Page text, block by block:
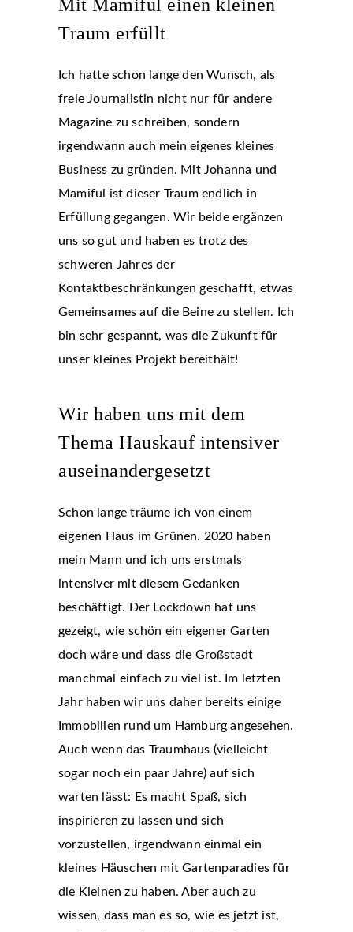
Mit Mamiful einen kleinen
Traum erfüllt
Ich hatte schon lange den Wunsch, als
freie Journalistin nicht nur für andere
Magazine zu schreiben, sondern
irgendwann auch mein eigenes kleines
Business zu gründen. Mit Johanna und
Mamiful ist dieser Traum endlich in
Erfüllung gegangen. Wir beide ergänzen
uns so gut und haben es trotz des
schweren Jahres der
Kontaktbeschränkungen geschafft, etwas
Gemeinsames auf die Beine zu stellen. Ich
bin sehr gespannt, was die Zukunft für
unser kleines Projekt bereithält!
Wir haben uns mit dem
Thema Hauskauf intensiver
auseinandergesetzt
Schon lange träume ich von einem
eigenen Haus im Grünen. 2020 haben
mein Mann und ich uns erstmals
intensiver mit diesem Gedanken
beschäftigt. Der Lockdown hat uns
gezeigt, wie schön ein eigener Garten
doch wäre und dass die Großstadt
manchmal einfach zu viel ist. Im letzten
Jahr haben wir uns daher bereits einige
Immobilien rund um Hamburg angesehen.
Auch wenn das Traumhaus (vielleicht
sogar noch ein paar Jahre) auf sich
warten lässt: Es macht Spaß, sich
inspirieren zu lassen und sich
vorzustellen, irgendwann einmal ein
kleines Häuschen mit Gartenparadies für
die Kleinen zu haben. Aber auch zu
wissen, dass man es so, wie es jetzt ist,